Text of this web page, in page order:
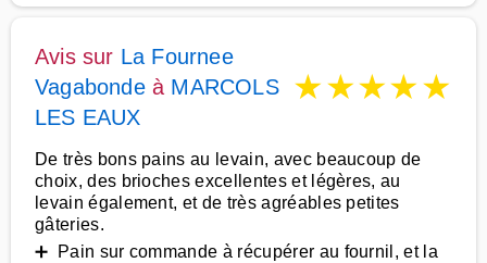
Avis sur La Fournee
Vagabondeà MARCOLS
LES EAUX
★★★★★
De très bons pains au levain, avec beaucoup de
choix, des brioches excellentes et légères, au
levain également, et de très agréables petites
gâteries.
➕ Pain sur commande à récupérer au fournil, et la